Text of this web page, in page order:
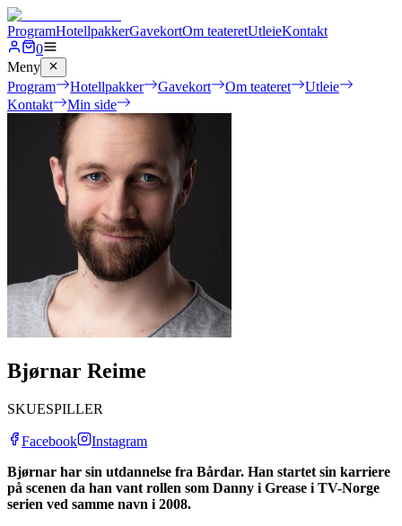
ProgramHotellpakkerGavekortOm teateretUtleieKontakt
0
Meny
Program
Hotellpakker Gavekort Om teateret
Utleie
Kontakt
Min side
Bjørnar Reime
SKUESPILLER
Facebook
Instagram
Bjørnar har sin utdannelse fra Bårdar. Han startet sin karriere
på scenen da han vant rollen som Danny i Grease i TV-Norge
serien ved samme navn i 2008.